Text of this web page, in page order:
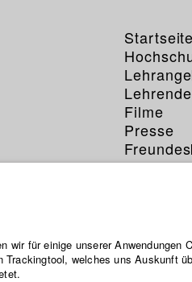
Startseite
Lehrende
Filme
Presse
Service
wir für einige unserer Anwendungen
welches uns Auskunft